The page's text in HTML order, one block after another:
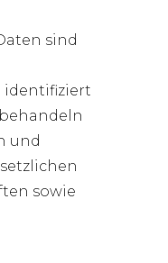
sind
identifiziert
und
sowie